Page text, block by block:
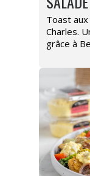
Toast
Charles.
grâce à